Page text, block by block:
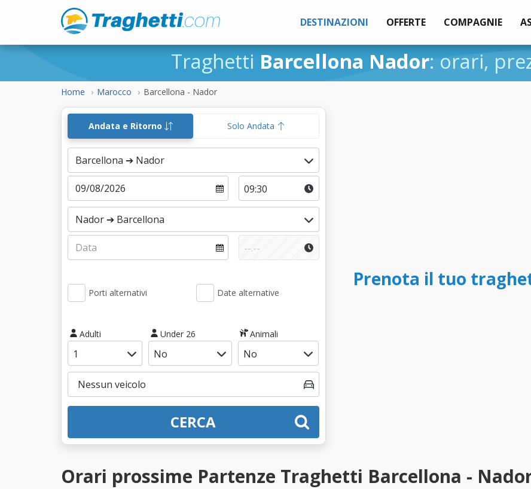
DESTINAZIONI OFFERTE COMPAGNIE
Traghetti Barcellona Nador: orari,
Home Marocco Barcellona - Nador
Andata e Ritorno Solo Andata
Porti alternativi Date alternative
Adulti Under 26 Animali
CERCA
Prenota il tuo
Orari prossime Partenze Traghetti Barcellona -